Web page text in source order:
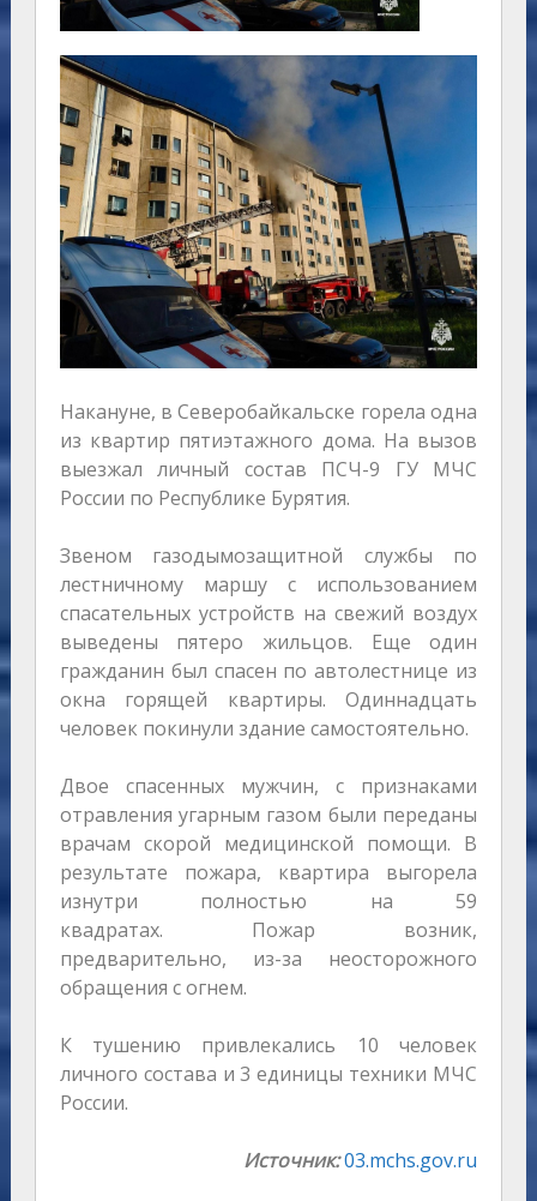
Накануне, в Северобайкальске горела одна
из квартир пятиэтажного дома. На вызов
выезжал личный состав ПСЧ-9 ГУ МЧС
России по Республике Бурятия.
Звеном газодымозащитной службы по
лестничному маршу с использованием
спасательных устройств на свежий воздух
выведены пятеро жильцов. Еще один
гражданин был спасен по автолестнице из
окна горящей квартиры. Одиннадцать
человек покинули здание самостоятельно.
Двое спасенных мужчин, с признаками
отравления угарным газом были переданы
врачам скорой медицинской помощи. В
результате пожара, квартира выгорела
изнутри полностью на 59
квадратах. Пожар возник,
предварительно, из-за неосторожного
обращения с огнем.
К тушению привлекались 10 человек
личного состава и 3 единицы техники МЧС
России.
Источник:03.mchs.gov.ru